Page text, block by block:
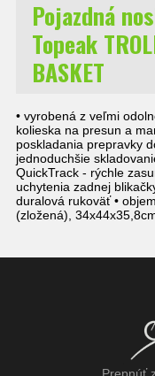
Pojazdná
Topeak
BASKET
• vyrobená z veľmi
kolieska na presun a
poskladania prepravky
jednoduchšie
QuickTrack - rýchle
uchytenia zadnej
duralová rukoväť •
(zložená),